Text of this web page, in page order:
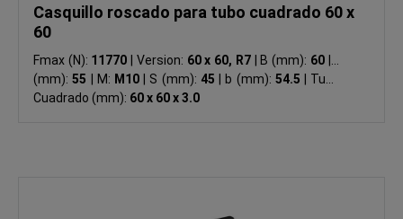
Casquillo roscado para tubo cuadrado 60 x
60
Fmax (N): 11770 Version: 60 x 60, R7 B (mm): 60
(mm):55 M: M10 S (mm): 45 b (mm): 54.5
Tubo
Cuadrado (mm): 60 x 60 x 3.0